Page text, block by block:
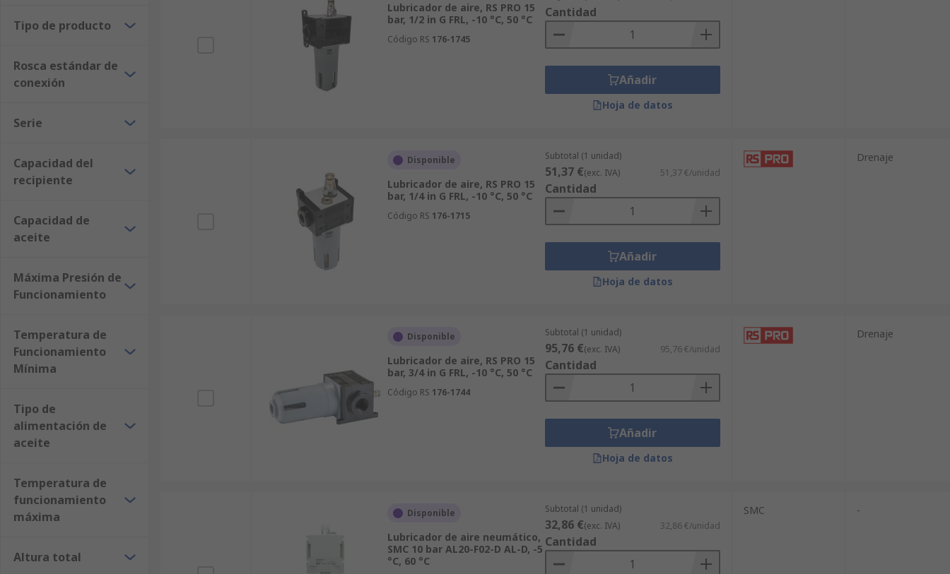
Tipo de producto
Rosca estándar de
conexión
Serie
Capacidad del
recipiente
Capacidad de
aceite
Máxima Presión de
Funcionamiento
Temperatura de
Funcionamiento
Mínima
Tipo de
alimentación de
aceite
Temperatura de
funcionamiento
máxima
Altura total
Lubricador de aire, RS PRO 15
bar, 1/2 in G FRL, -10 °C, 50 °C
Código RS 176-1745
Cantidad
Añadir
Hoja de datos
Disponible
Lubricador de aire, RS PRO 15
bar, 1/4 in G FRL, -10 °C, 50 °C
Código RS 176-1715
Subtotal (1 unidad)
51,37 €(exc. IVA) 51,37 €/unidad
Cantidad
Añadir
Hoja de datos
Drenaje
Disponible
Lubricador de aire, RS PRO 15
bar, 3/4 in G FRL, -10 °C, 50 °C
Código RS 176-1744
Subtotal (1 unidad)
95,76 €(exc. IVA) 95,76 €/unidad
Cantidad
Añadir
Hoja de datos
Drenaje
Disponible
Lubricador de aire neumático,
SMC 10 bar AL20-F02-D AL-D, -5
°C, 60 °C
Subtotal (1 unidad)
32,86 €(exc. IVA) 32,86 €/unidad
Cantidad
SMC -